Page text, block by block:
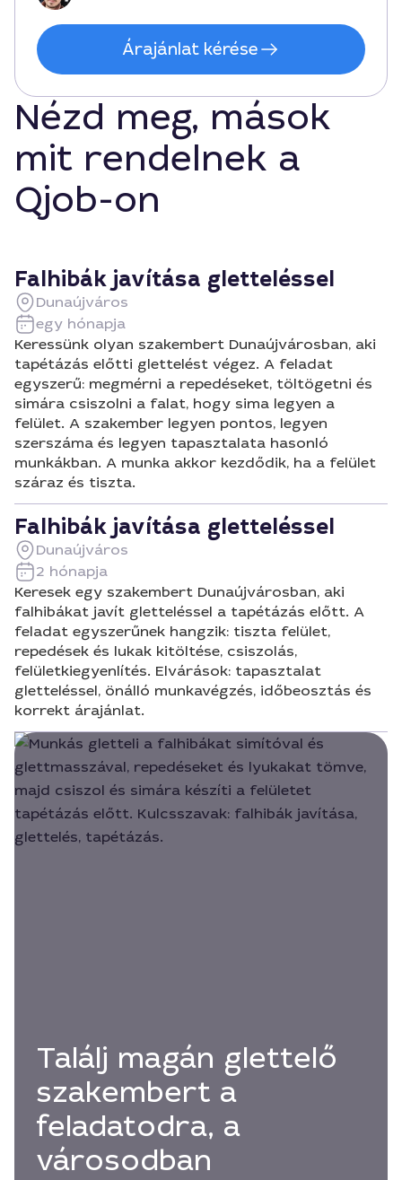
Árajánlat kérése
Nézd meg, mások
mit rendelnek a
Qjob-on
Falhibák javítása gletteléssel
Dunaújváros
egy hónapja
Keressünk olyan szakembert Dunaújvárosban, aki
tapétázás előtti glettelést végez. A feladat
egyszerű: megmérni a repedéseket, töltögetni és
simára csiszolni a falat, hogy sima legyen a
felület. A szakember legyen pontos, legyen
szerszáma és legyen tapasztalata hasonló
munkákban. A munka akkor kezdődik, ha a felület
száraz és tiszta.
Falhibák javítása gletteléssel
Dunaújváros
2 hónapja
Keresek egy szakembert Dunaújvárosban, aki
falhibákat javít gletteléssel a tapétázás előtt. A
feladat egyszerűnek hangzik: tiszta felület,
repedések és lukak kitöltése, csiszolás,
felületkiegyenlítés. Elvárások: tapasztalat
gletteléssel, önálló munkavégzés, időbeosztás és
korrekt árajánlat.
Találj magán glettelő
szakembert a
feladatodra, a
városodban